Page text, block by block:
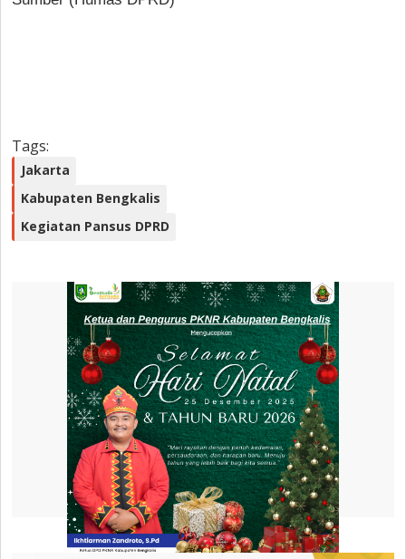
Tags:
Jakarta
Kabupaten Bengkalis
Kegiatan Pansus DPRD